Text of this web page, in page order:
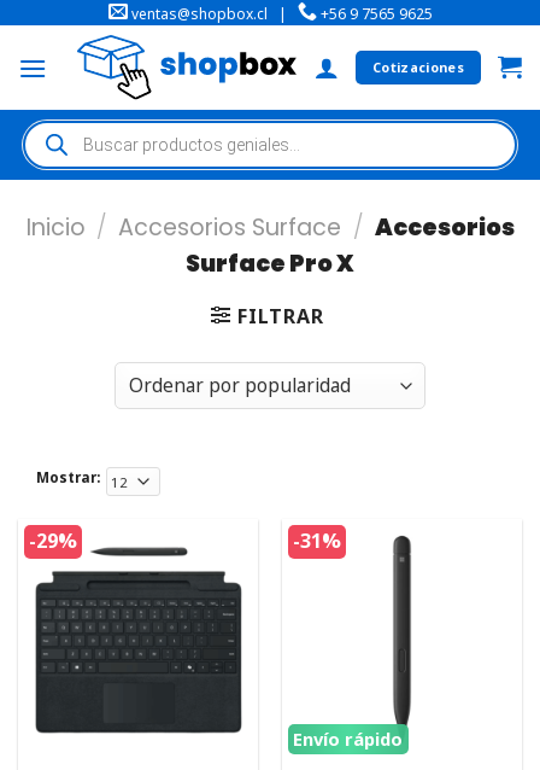
ventas@shopbox.cl | +56 9 7565 9625
Cotizaciones
Inicio / Accesorios Surface / Accesorios
Surface Pro X
FILTRAR
Mostrar:
-29% -31%
Envío rápido